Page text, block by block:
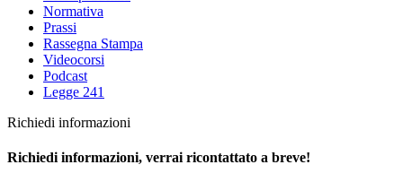
Normativa
Prassi
Rassegna Stampa
Videocorsi
Podcast
Legge 241
Richiedi informazioni
Richiedi informazioni, verrai ricontattato a breve!